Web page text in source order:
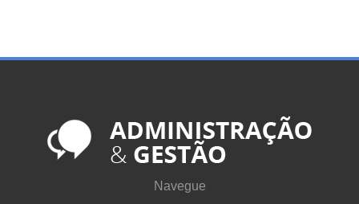
Navegue